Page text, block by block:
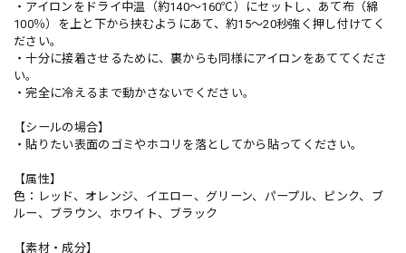
・アイロンをドライ中温（約140〜160℃）にセットし、あて布（綿
100％）を上と下から挟むようにあて、約15〜20秒強く押し付けてく
ださい。
・十分に接着させるために、裏からも同様にアイロンをあててくださ
い。
・完全に冷えるまで動かさないでください。
【シールの場合】
・貼りたい表面のゴミやホコリを落としてから貼ってください。
【属性】
色：レッド、オレンジ、イエロー、グリーン、パープル、ピンク、ブ
ルー、ブラウン、ホワイト、ブラック
【素材・成分】